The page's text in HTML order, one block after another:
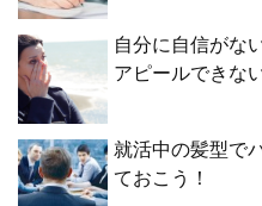
自分に自信がな
アピールできな
就活中の髪型で
ておこう！